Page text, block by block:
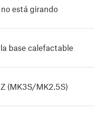
está girando
base calefactable
(MK3S/MK2.5S)